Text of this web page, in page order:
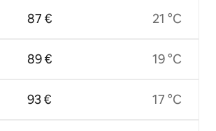
87 €
89 €
93 €
21 °C
19 °C
17 °C